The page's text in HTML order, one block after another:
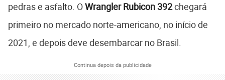
pedras e asfalto. OWrangler Rubicon 392chegará
primeiro no mercado norte-americano, no início de
2021, e depois deve desembarcar no Brasil.
Continua depois da publicidade